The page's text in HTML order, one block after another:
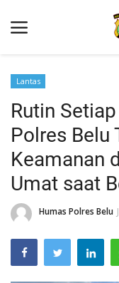
Beranda
Terms & Conditions
Reskrim
Binkam
Lantas
Polisi Kita
Mitra Polisi
Lantas
Rutin
Polres Belu
Keamanan
Umat saat
Humas Polres Belu